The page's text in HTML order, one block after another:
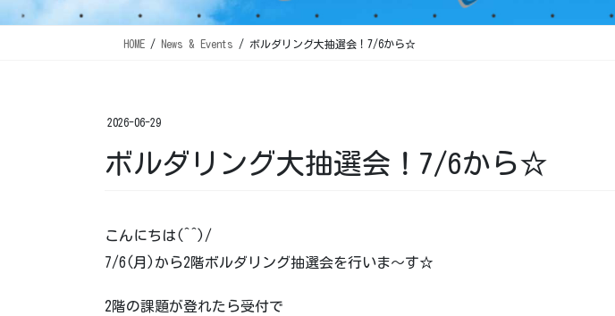
HOME News & Events ボルダリング大抽選会！7/6から☆
2026-06-29
ボルダリング大抽選会！7/6から☆
こんにちは(^^)/
7/6(月)から2階ボルダリング抽選会を行いま～す☆
2階の課題が登れたら受付で